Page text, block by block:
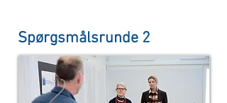
Spørgsmålsrunde 2